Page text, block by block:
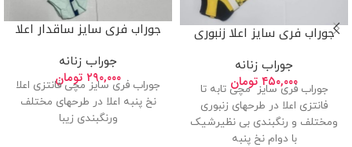
جوراب فری سایز اعلا زنبوری
جوراب زنانه
۴۵۰,۰۰۰ تومان
جوراب فری سایز مچی تابه تا
فانتزی اعلا در طرحهای زنبوری
ومختلف و رنگبندی بی نظیرشیک
با دوام نخ پنبه
جوراب فری سایز ساقدار اعلا
جوراب زنانه
۲۹۰,۰۰۰ تومان
جوراب فری سایز مچی فانتزی اعلا
نخ پنبه اعلا در طرحهای مختلف
ورنگبندی زیبا